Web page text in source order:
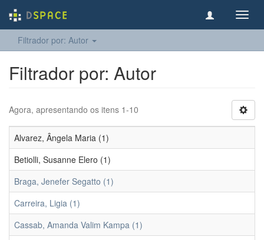
Filtrador por: Autor
Filtrador por: Autor
Agora, apresentando os itens 1-10
Alvarez, Ângela Maria (1)
Betiolli, Susanne Elero (1)
Braga, Jenefer Segatto (1)
Carreira, Ligia (1)
Cassab, Amanda Valim Kampa (1)